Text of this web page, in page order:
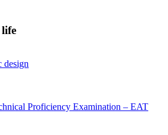
design
Proficiency Examination – EAT